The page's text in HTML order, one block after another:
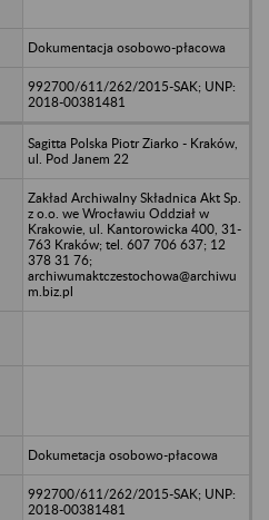
Dokumentacja osobowo-płacowa
992700/611/262/2015-SAK; UNP:
2018-00381481
Sagitta Polska Piotr Ziarko - Kraków,
ul. Pod Janem 22
Zakład Archiwalny Składnica Akt Sp.
z o.o. we Wrocławiu Oddział w
Krakowie, ul. Kantorowicka 400, 31-
763 Kraków; tel. 607 706 637; 12
378 31 76;
archiwumaktczestochowa@archiwu
m.biz.pl
Dokumetacja osobowo-płacowa
992700/611/262/2015-SAK; UNP:
2018-00381481